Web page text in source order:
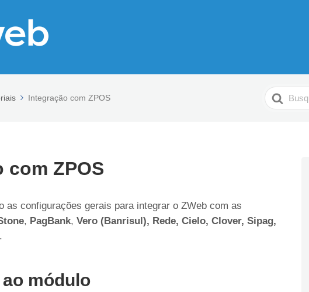
Integração com ZPOS Pesquisar
com ZPOS
as configurações gerais para integrar o ZWeb com as
, PagBank, Vero (Banrisul), Rede, Cielo, Clover, Sipag,
.
módulo